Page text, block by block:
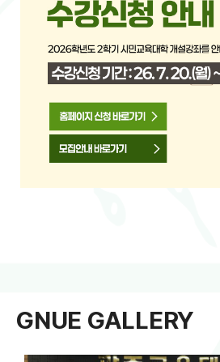
GNUE GALLERY